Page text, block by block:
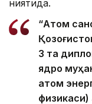
ниятида.
“Атом
3 та
ядро
атом